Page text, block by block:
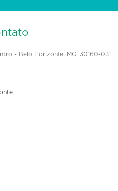
- Belo Horizonte, MG, 30160-031